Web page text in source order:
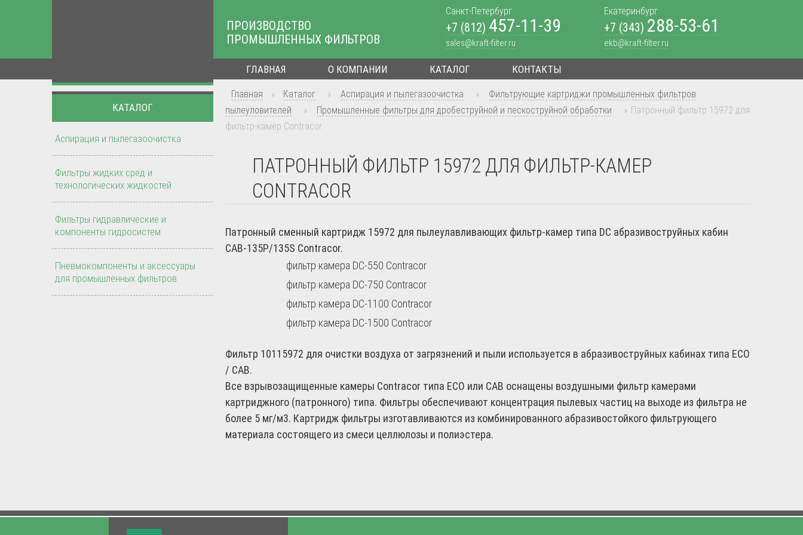
ПРОИЗВОДСТВО
ПРОМЫШЛЕННЫХ ФИЛЬТРОВ
Санкт-Петербург
+7 (812) 457-11-39
sales@kraft-filter.ru
Екатеринбург
+7 (343) 288-53-61
ekb@kraft-filter.ru
ГЛАВНАЯ О КОМПАНИИ КАТАЛОГ КОНТАКТЫ
Главная » Каталог » Аспирация и пылегазоочистка »
Фильтрующие картриджи промышленных фильтров
пылеуловителей
» Промышленные фильтры для дробеструйной и пескоструйной обработки » Патронный фильтр 15972 для
фильтр-камер Contracor
ПАТРОННЫЙ ФИЛЬТР 15972 ДЛЯ ФИЛЬТР-КАМЕР
CONTRACOR
Патронный сменный картридж 15972 для пылеулавливающих фильтр-камер типа DC абразивоструйных кабин
CAB-135P/135S Contracor.
фильтр камера DC-550 Contracor
фильтр камера DC-750 Contracor
фильтр камера DC-1100 Contracor
фильтр камера DC-1500 Contracor
Фильтр 10115972 для очистки воздуха от загрязнений и пыли используется в абразивоструйных кабинах типа ECO
/ CAB.
Все взрывозащищенные камеры Contracor типа ECO или CAB оснащены воздушными фильтр камерами
картриджного (патронного) типа. Фильтры обеспечивают концентрация пылевых частиц на выходе из фильтра не
более 5 мг/м3. Картридж фильтры изготавливаются из комбинированного абразивостойкого фильтрующего
материала состоящего из смеси целлюлозы и полиэстера.
КАТАЛОГ
Аспирация и пылегазоочистка
Фильтры жидких сред и
технологических жидкостей
Фильтры гидравлические и
компоненты гидросистем
Пневмокомпоненты и аксессуары
для промышленных фильтров